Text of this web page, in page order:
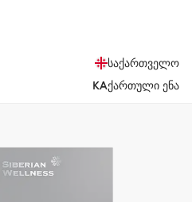
საქართველო
KAქართული ენა